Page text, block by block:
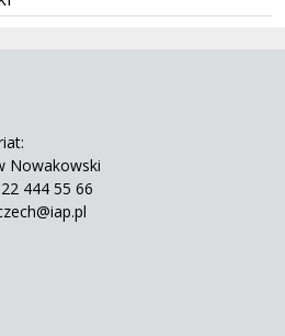
Nowakowski
444 55 66